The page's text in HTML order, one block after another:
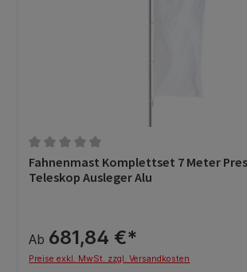
Durchschnittliche Bewertung von 0 von
Fahnenmast Komplettset 7 Meter
Teleskop Ausleger Alu
Ab 681,84 €*
Preise exkl. MwSt. zzgl. Versandkosten